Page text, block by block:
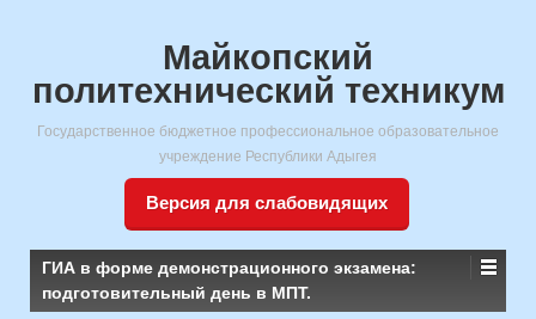
Майкопский
политехнический техникум
Государственное бюджетное профессиональное образовательное
учреждение Республики Адыгея
Версия для слабовидящих
ГИА в форме демонстрационного экзамена:
подготовительный день в МПТ.